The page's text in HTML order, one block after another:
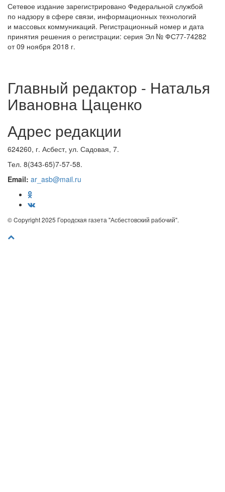
Сетевое издание зарегистрировано Федеральной службой
по надзору в сфере связи, информационных технологий
и массовых коммуникаций. Регистрационный номер и дата
принятия решения о регистрации: серия Эл № ФС77-74282
от 09 ноября 2018 г.
Главный редактор - Наталья
Ивановна Цаценко
Адрес редакции
624260, г. Асбест, ул. Садовая, 7.
Тел. 8(343-65)7-57-58.
Email: ar_asb@mail.ru
© Copyright 2025 Городская газета "Асбестовский рабочий".